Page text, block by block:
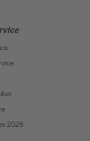
2026